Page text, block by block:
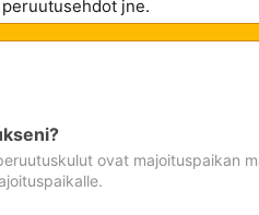
ovat majoituspaikan